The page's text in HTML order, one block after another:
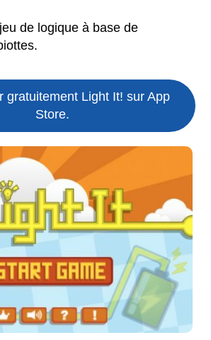
de logique à base de
gratuitement Light It! sur App
Store.